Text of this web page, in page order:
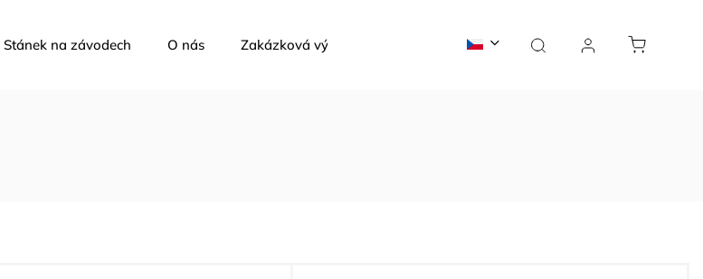
Stánek na závodech O nás Zakázková výroba Žraločí blog Kontakty